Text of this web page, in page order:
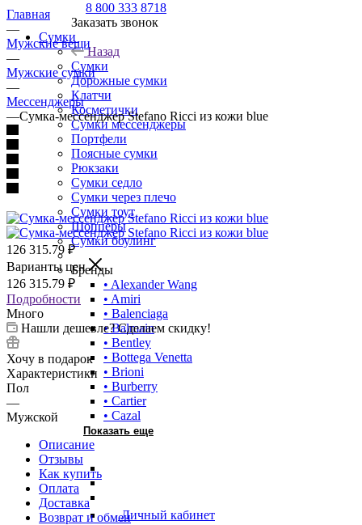
8 800 333 8718
Заказать звонок
Сумки
Назад
Сумки
Дорожные сумки
Клатчи
Косметички
Сумки мессенджеры
Портфели
Поясные сумки
Рюкзаки
Сумки седло
Сумки через плечо
Сумки тоут
Шопперы
Сумки боулинг
Бренды
• Alexander Wang
• Amiri
• Balenciaga
• Balmain
• Bentley
• Bottega Venetta
• Brioni
• Burberry
• Cartier
• Cazal
Показать еще
Личный кабинет
Главная
—
Мужские вещи
—
Мужские сумки
—
Мессенджеры
—Сумка-мессенджер Stefano Ricci из кожи blue
126 315.79 ₽
Варианты цен
126 315.79 ₽
Подробности
Много
Нашли дешевле? Сделаем скидку!
Хочу в подарок
Характеристики
Пол
—
Мужской
Описание
Отзывы
Как купить
Оплата
Доставка
Возврат и обмен